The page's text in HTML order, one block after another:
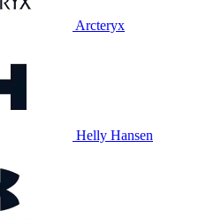
Arcteryx
Helly Hansen